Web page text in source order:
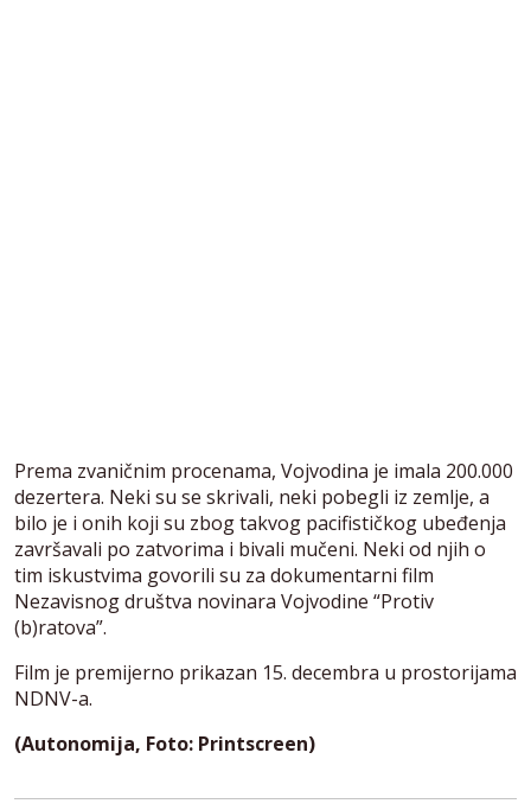
Prema zvaničnim procenama, Vojvodina je imala 200.000
dezertera. Neki su se skrivali, neki pobegli iz zemlje, a
bilo je i onih koji su zbog takvog pacifističkog ubeđenja
završavali po zatvorima i bivali mučeni. Neki od njih o
tim iskustvima govorili su za dokumentarni film
Nezavisnog društva novinara Vojvodine “Protiv
(b)ratova”.
Film je premijerno prikazan 15. decembra u prostorijama
NDNV-a.
(Autonomija, Foto: Printscreen)